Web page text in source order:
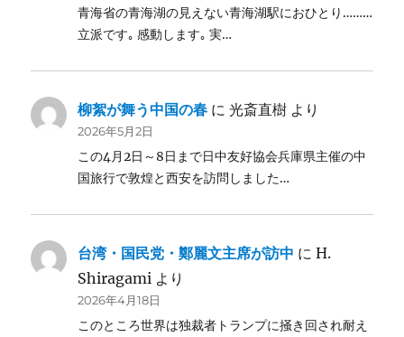
青海省の青海湖の見えない青海湖駅におひとり………
立派です｡ 感動します｡ 実…
柳絮が舞う中国の春 に光斎直樹 より
2026年5月2日
この4月2日～8日まで日中友好協会兵庫県主催の中
国旅行で敦煌と西安を訪問しました…
台湾・国民党・鄭麗文主席が訪中 にH.
Shiragami より
2026年4月18日
このところ世界は独裁者トランプに掻き回され耐え